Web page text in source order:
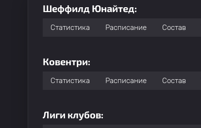
Шеффилд Юнайтед:
Статистика Расписание Состав
Ковентри:
Статистика Расписание Состав
Лиги клубов: